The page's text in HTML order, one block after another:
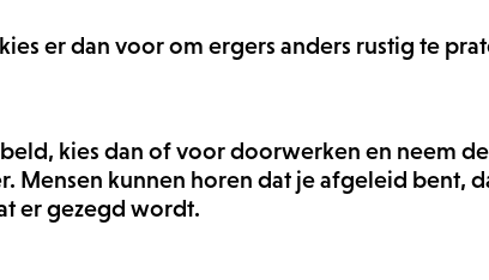
er dan voor om ergers anders rustig te
kies dan of voor doorwerken en neem
Mensen kunnen horen dat je afgeleid bent,
er gezegd wordt.